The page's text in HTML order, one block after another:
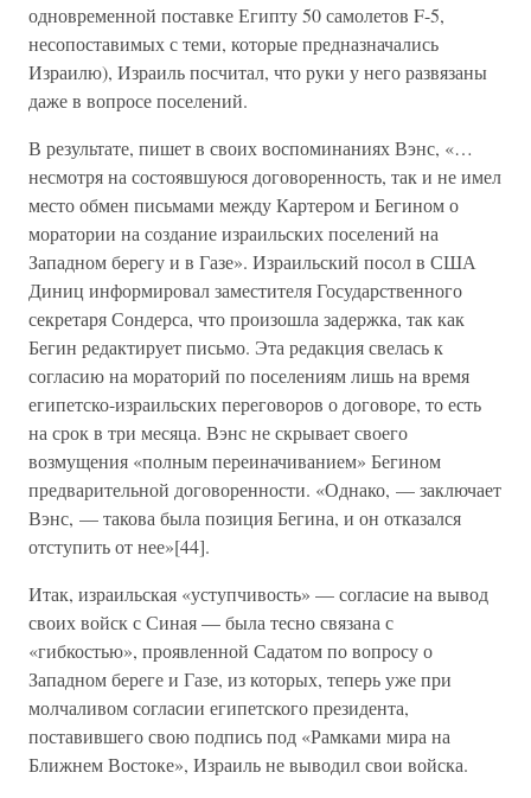
одновременной поставке Египту 50 самолетов F-5,
несопоставимых с теми, которые предназначались
Израилю), Израиль посчитал, что руки у него развязаны
даже в вопросе поселений.
В результате, пишет в своих воспоминаниях Вэнс, «…
несмотря на состоявшуюся договоренность, так и не имел
место обмен письмами между Картером и Бегином о
моратории на создание израильских поселений на
Западном берегу и в Газе». Израильский посол в США
Диниц информировал заместителя Государственного
секретаря Сондерса, что произошла задержка, так как
Бегин редактирует письмо. Эта редакция свелась к
согласию на мораторий по поселениям лишь на время
египетско-израильских переговоров о договоре, то есть
на срок в три месяца. Вэнс не скрывает своего
возмущения «полным переиначиванием» Бегином
предварительной договоренности. «Однако, — заключает
Вэнс, — такова была позиция Бегина, и он отказался
отступить от нее»[44].
Итак, израильская «уступчивость» — согласие на вывод
своих войск с Синая — была тесно связана с
«гибкостью», проявленной Садатом по вопросу о
Западном береге и Газе, из которых, теперь уже при
молчаливом согласии египетского президента,
поставившего свою подпись под «Рамками мира на
Ближнем Востоке», Израиль не выводил свои войска.